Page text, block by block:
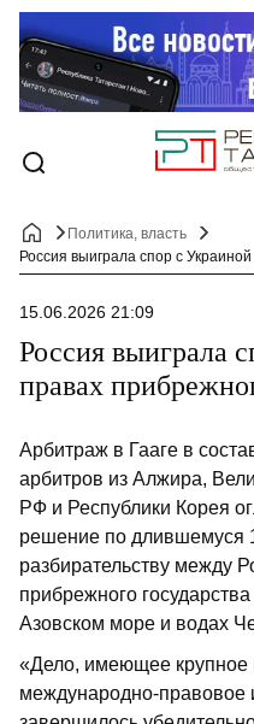
Политика, власть
Россия выиграла спор с
15.06.2026 21:09
Россия выиграла
правах
Арбитраж в Гааге в
арбитров из Алжира,
РФ и Республики Корея
решение по длившемуся
разбирательству между
прибрежного
Азовском море и водах
«Дело, имеющее крупное
международно-правовое